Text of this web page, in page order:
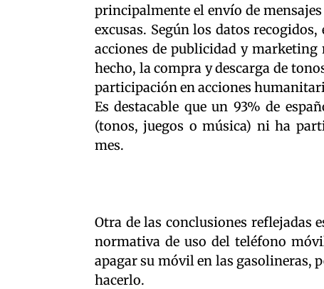
principalmente el envío de
excusas. Según los datos
acciones de publicidad y marketing
hecho, la compra y descarga de
participación en acciones
Es destacable que un 93% de
(tonos, juegos o música) ni ha
mes.
Otra de las conclusiones reflejadas
normativa de uso del teléfono
apagar su móvil en las gasolineras,
hacerlo.